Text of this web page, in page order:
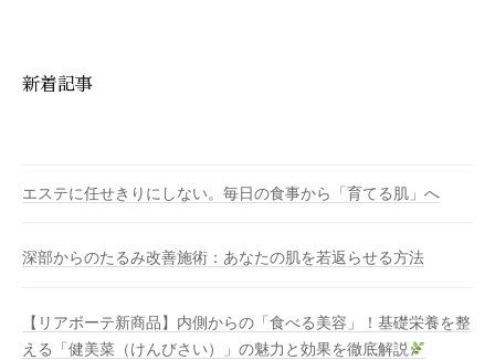
新着記事
エステに任せきりにしない。毎日の食事から「育てる肌」へ
深部からのたるみ改善施術：あなたの肌を若返らせる方法
【リアボーテ新商品】内側からの「食べる美容」！基礎栄養を整
える「健美菜（けんびさい）」の魅力と効果を徹底解説